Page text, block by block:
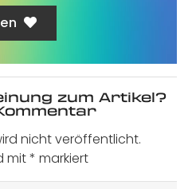
zum Artikel?
nicht veröffentlicht.
mit* markiert